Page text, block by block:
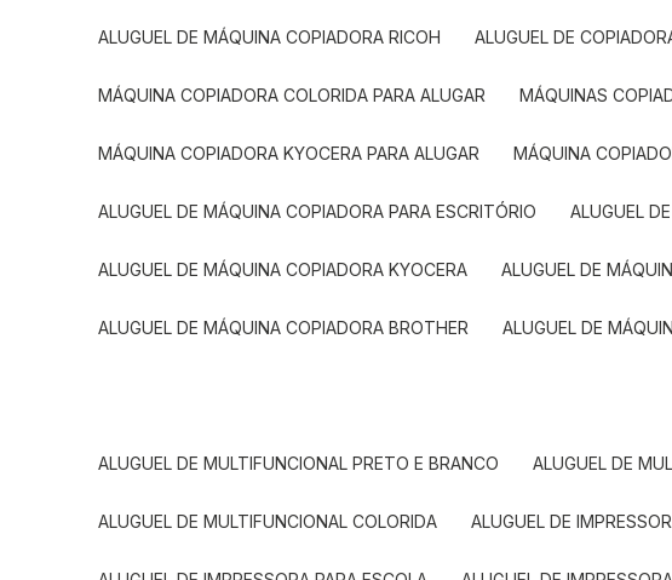
ALUGUEL DE MÁQUINA COPIADORA RICOH ALUGUEL DE
MÁQUINA COPIADORA COLORIDA PARA ALUGAR MÁQUINAS
MÁQUINA COPIADORA KYOCERA PARA ALUGAR MÁQUINA
ALUGUEL DE MÁQUINA COPIADORA PARA ESCRITÓRIO ALUGUEL
ALUGUEL DE MÁQUINA COPIADORA KYOCERA ALUGUEL DE
ALUGUEL DE MÁQUINA COPIADORA BROTHER ALUGUEL DE
ALUGUEL DE MULTIFUNCIONAL PRETO E BRANCO ALUGUEL DE
ALUGUEL DE MULTIFUNCIONAL COLORIDA ALUGUEL DE